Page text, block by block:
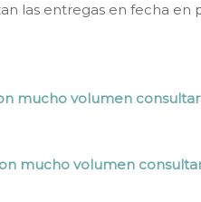
las entregas en fecha
mucho volumen
mucho volumen